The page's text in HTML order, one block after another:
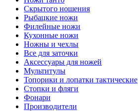
Скрытого ношения
Рыбацкие ножи
Филейные ножи
Кухонные ножи
Ножны и чехлы
Все для заточки
Аксессуары для ножей
Мультитулы
Топорики и лопатки тактические
Стопки и фляги
Фонари
Производители